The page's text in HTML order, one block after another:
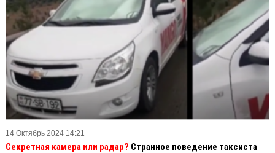
14 Октябрь 2024 14:21
Секретная камера или радар? Странное поведение таксиста